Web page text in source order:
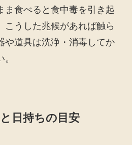
ま食べると食中毒を引き起
こうした兆候があれば触ら
や道具は洗浄・消毒してか
日持ちの目安